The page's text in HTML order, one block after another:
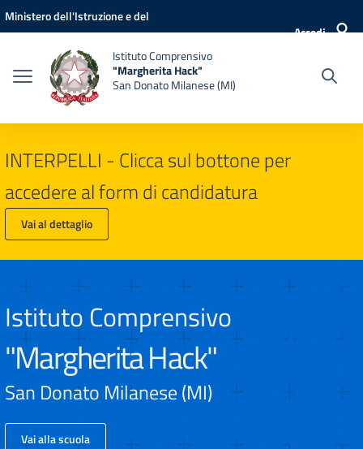
Vai ai contenuti
Vai al menu di navigazione
Vai al footer
Ministero dell'Istruzione e del
Accedi
Istituto Comprensivo
"Margherita Hack"
San Donato Milanese (MI)
INTERPELLI - Clicca sul bottone per
accedere al form di candidatura
Vai al dettaglio
Istituto Comprensivo
"Margherita Hack"
San Donato Milanese (MI)
Vai alla scuola